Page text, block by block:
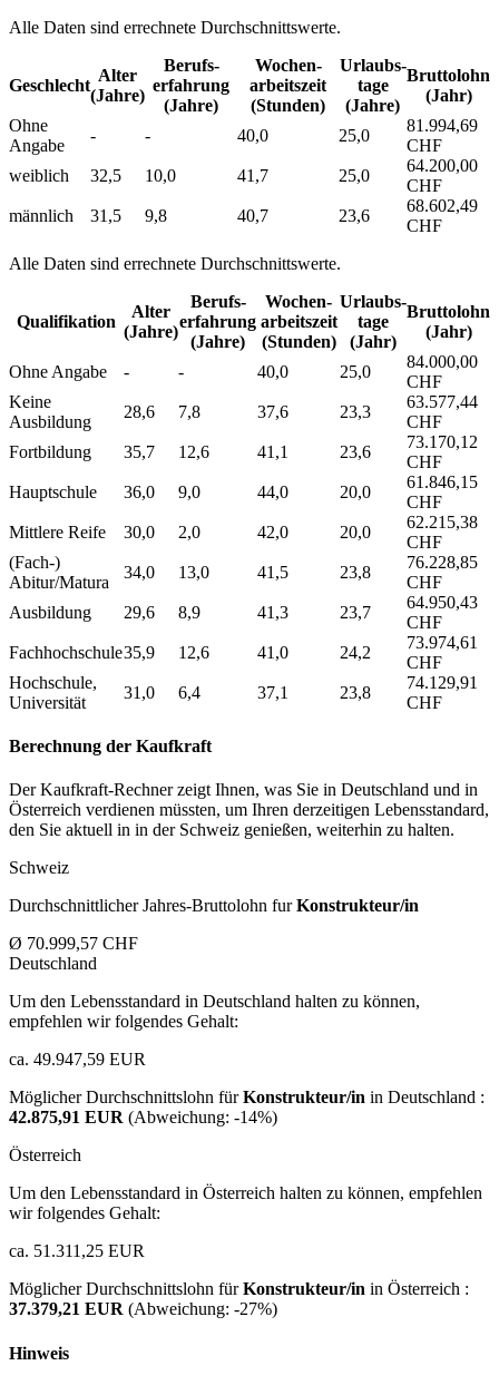
Alle Daten sind errechnete Durchschnittswerte.
Geschlecht
Alter
(Jahre)
Berufs­
erfahrung
(Jahre)
Wochen­
arbeitszeit
(Stunden)
Urlaubs­
tage
(Jahre)
Bruttolohn
(Jahr)
Ohne
Angabe
- - 40,0 25,0
81.994,69
CHF
weiblich
32,5 10,0 41,7 25,0
64.200,00
CHF
männlich
31,5 9,8 40,7 23,6
68.602,49
CHF
Alle Daten sind errechnete Durchschnittswerte.
Qualifikation
Alter
(Jahre)
Berufs­
erfahrung
(Jahre)
Wochen­
arbeitszeit
(Stunden)
Urlaubs­
tage
(Jahr)
Bruttolohn
(Jahr)
Ohne Angabe - - 40,0 25,0
84.000,00
CHF
Keine
Ausbildung
28,6 7,8 37,6 23,3
63.577,44
CHF
Fortbildung
35,7 12,6 41,1 23,6
73.170,12
CHF
Hauptschule
36,0 9,0 44,0 20,0
61.846,15
CHF
Mittlere Reife
30,0 2,0 42,0 20,0
62.215,38
CHF
(Fach-)
Abitur/Matura
34,0 13,0 41,5 23,8
76.228,85
CHF
Ausbildung
29,6 8,9 41,3 23,7
64.950,43
CHF
Fachhochschule35,9 12,6 41,0 24,2
73.974,61
CHF
Hochschule,
Universität
31,0 6,4 37,1 23,8
74.129,91
CHF
Berechnung der Kaufkraft
Der Kaufkraft-Rechner zeigt Ihnen, was Sie in Deutschland und in
Österreich verdienen müssten, um Ihren derzeitigen Lebensstandard,
den Sie aktuell in in der Schweiz genießen, weiterhin zu halten.
Schweiz
Durchschnittlicher Jahres-Bruttolohn furKonstrukteur/in
Ø 70.999,57 CHF
Deutschland
Um den Lebensstandard in Deutschland halten zu können,
empfehlen wir folgendes Gehalt:
ca. 49.947,59 EUR
Möglicher Durchschnittslohn fürKonstrukteur/in in Deutschland :
42.875,91 EUR (Abweichung: -14%)
Österreich
Um den Lebensstandard in Österreich halten zu können, empfehlen
wir folgendes Gehalt:
ca. 51.311,25 EUR
Möglicher Durchschnittslohn fürKonstrukteur/in in Österreich :
37.379,21 EUR (Abweichung: -27%)
Hinweis